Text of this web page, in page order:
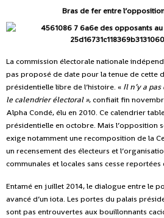
Bras de fer entre
La commission électorale nationale
pas proposé de date pour la tenue de cette
présidentielle libre de l’histoire. « Il n’y a
le calendrier électoral », confiait fin
Alpha Condé, élu en 2010. Ce calendrier
présidentielle en octobre. Mais l’opposition
exige notamment une recomposition de la
un recensement des électeurs et
communales et locales sans cesse reportées
Entamé en juillet 2014, le dialogue entre le
avancé d’un iota. Les portes du palais
sont pas entrouvertes aux bouillonnants